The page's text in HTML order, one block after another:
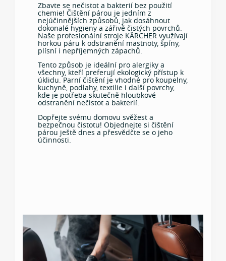
Zbavte se nečistot a bakterií bez použití
chemie! Čištění párou je jedním z
nejúčinnějších způsobů, jak dosáhnout
dokonalé hygieny a zářivě čistých povrchů.
Naše profesionální stroje KÄRCHER využívají
horkou páru k odstranění mastnoty, špíny,
plísní i nepříjemných zápachů.
Tento způsob je ideální pro alergiky a
všechny, kteří preferují ekologický přístup k
úklidu. Parní čištění je vhodné pro koupelny,
kuchyně, podlahy, textilie i další povrchy,
kde je potřeba skutečně hloubkové
odstranění nečistot a bakterií.
Dopřejte svému domovu svěžest a
bezpečnou čistotu! Objednejte si čištění
párou ještě dnes a přesvědčte se o jeho
účinnosti.